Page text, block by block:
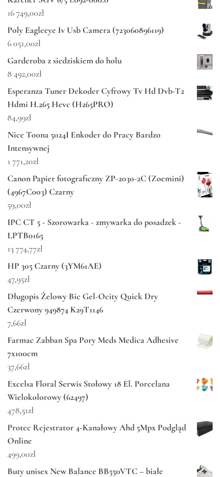
16 749,00zł
Poly Eagleeye Iv Usb Camera (723060896119)
6 051,00zł
Garderoba z siedziskiem do holu
8 492,00zł
Esperanza Tuner Dekoder Cyfrowy Tv Hd Dvb-T2
Hdmi H.265 Hevc (H265PRO)
84,99zł
Nice Toona 5024I Enkoder do Pracy Bardzo
Intensywnej
1 771,20zł
Canon Papier fotograficzny ZP-2030-2C (Zoemini)
(4967C003) Czarny
59,00zł
IPC CT 5 - Szorowarka - zmywarka do posadzek -
LPTB0165
13 774,77zł
HP 305 Czarny (3YM61AE)
47,95zł
Długopis Żelowy Bic Gel-Ocity Quick Dry
Czerwony 949874 K29T1146
7,66zł
Farmac Zabban Spa Pory Meds Medica Adhesive
7x100cm
37,66zł
Excelsa Floral Serwis Stołowy 18 El. Porcelana
Wielokolorowy (62497)
478,51zł
Protec Rejestrator 4-Kanałowy Ahd 5Mpx Podgląd
Online
499,00zł
Buty unisex New Balance BB550VTC – białe